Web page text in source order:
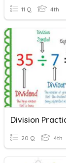
11 Q 4th
20 Q 4th